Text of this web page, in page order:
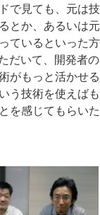
で見ても、元は技
とか、あるいは元
ているといった方
だいて、開発者の
がもっと活かせる
う技術を使えばも
を感じてもらいた